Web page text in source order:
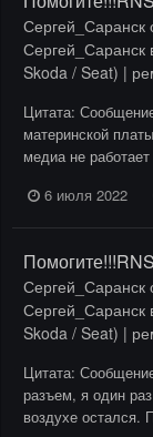
Сергей_Саранск
Сергей_Саранск
Skoda / Seat) |
Цитата:
материнской
медиа не работает
6 июля 2022
Сергей_Саранск
Сергей_Саранск
Skoda / Seat) |
Цитата:
разъем, я один
воздухе остался.